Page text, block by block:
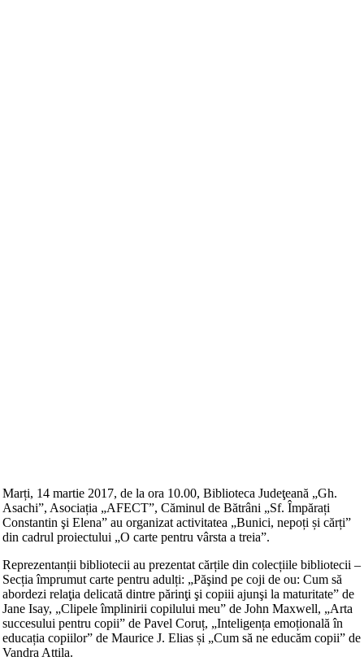
Marți, 14 martie 2017, de la ora 10.00, Biblioteca Judeţeană „Gh.
Asachi”, Asociația „AFECT”, Căminul de Bătrâni „Sf. Împărați
Constantin şi Elena” au organizat activitatea „Bunici, nepoți și cărți”
din cadrul proiectului „O carte pentru vârsta a treia”.
Reprezentanții bibliotecii au prezentat cărțile din colecțiile bibliotecii –
Secția împrumut carte pentru adulți: „Păşind pe coji de ou: Cum să
abordezi relaţia delicată dintre părinţi şi copiii ajunşi la maturitate” de
Jane Isay, „Clipele împlinirii copilului meu” de John Maxwell, „Arta
succesului pentru copii” de Pavel Coruț, „Inteligența emoțională în
educația copiilor” de Maurice J. Elias și „Cum să ne educăm copii” de
Vandra Attila.